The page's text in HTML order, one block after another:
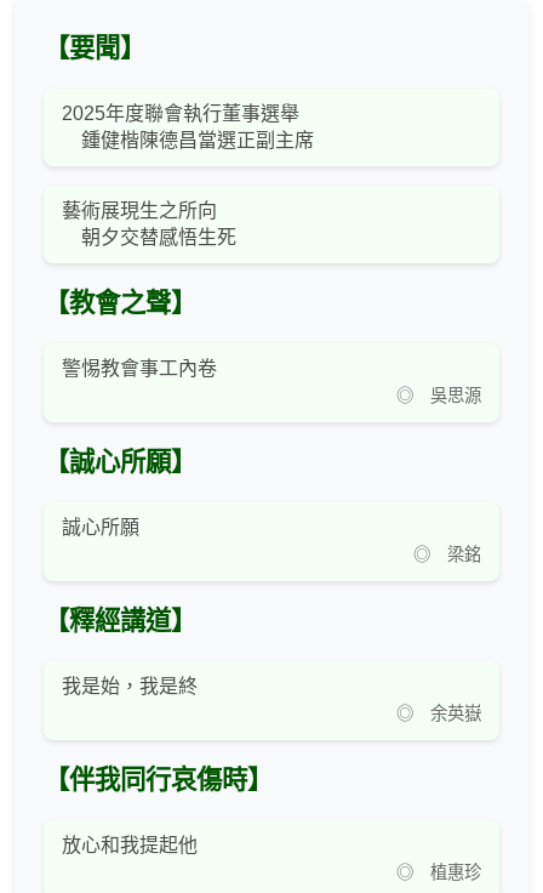
【要聞】
2025年度聯會執行董事選舉
鍾健楷陳德昌當選正副主席
藝術展現生之所向
朝夕交替感悟生死
【教會之聲】
警惕教會事工內卷
◎ 吳思源
【誠心所願】
誠心所願
◎ 梁銘
【釋經講道】
我是始，我是終
◎ 余英嶽
【伴我同行哀傷時】
放心和我提起他
◎ 植惠珍